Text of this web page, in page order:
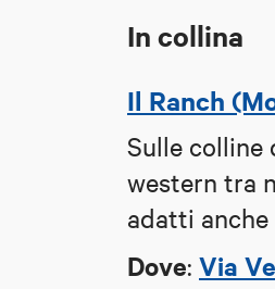
In collina
Il Ranch
Sulle colline
western tra
adatti
Dove: Via